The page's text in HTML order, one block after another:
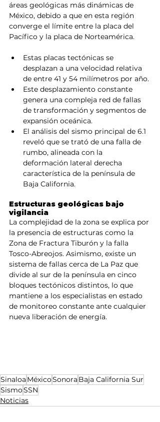
áreas geológicas más dinámicas de
México, debido a que en esta región
converge el límite entre la placa del
Pacífico y la placa de Norteamérica.
Estas placas tectónicas se
desplazan a una velocidad relativa
de entre 41 y 54 milímetros por año.
Este desplazamiento constante
genera una compleja red de fallas
de transformación y segmentos de
expansión oceánica.
El análisis del sismo principal de 6.1
reveló que se trató de una falla de
rumbo, alineada con la
deformación lateral derecha
característica de la península de
Baja California.
Estructuras geológicas bajo
vigilancia
La complejidad de la zona se explica por
la presencia de estructuras como la
Zona de Fractura Tiburón y la falla
Tosco-Abreojos. Asimismo, existe un
sistema de fallas cerca de La Paz que
divide al sur de la península en cinco
bloques tectónicos distintos, lo que
mantiene a los especialistas en estado
de monitoreo constante ante cualquier
nueva liberación de energía.
Sinaloa MéxicoSonora Baja California Sur
SismoSSN
Noticias